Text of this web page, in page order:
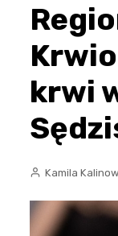
krwi
Kamila